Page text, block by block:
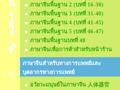
ภาษาจีนพื้นฐาน 2 (บทที่ 16-30)
ภาษาจีนพื้นฐาน 3 (บทที่ 31-40)
ภาษาจีนพื้นฐาน 4 (บทที่ 41-45)
ภาษาจีนพื้นฐาน 5 (บทที่ 46-47)
ภาษาจีนพื้นฐานบทที่ 48
ภาษาจีนเพื่อการค้าสำหรับหน้าร้าน
ภาษาจีนสำหรับทางการแพทย์และ
บุคลากรทางการแพทย์
อวัยวะมนุษย์ในภาษาจีน 人体器官